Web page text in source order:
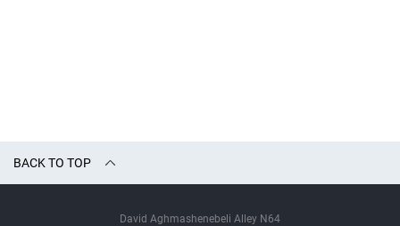
BACK TO TOP
David Aghmashenebeli Alley N64